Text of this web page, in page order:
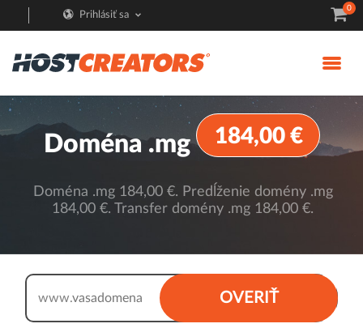
Prihlásiť sa
0
Doména .mg 184,00 €
Doména .mg 184,00 €. Predĺženie domény .mg
184,00 €. Transfer domény .mg 184,00 €.
OVERIŤ
www.